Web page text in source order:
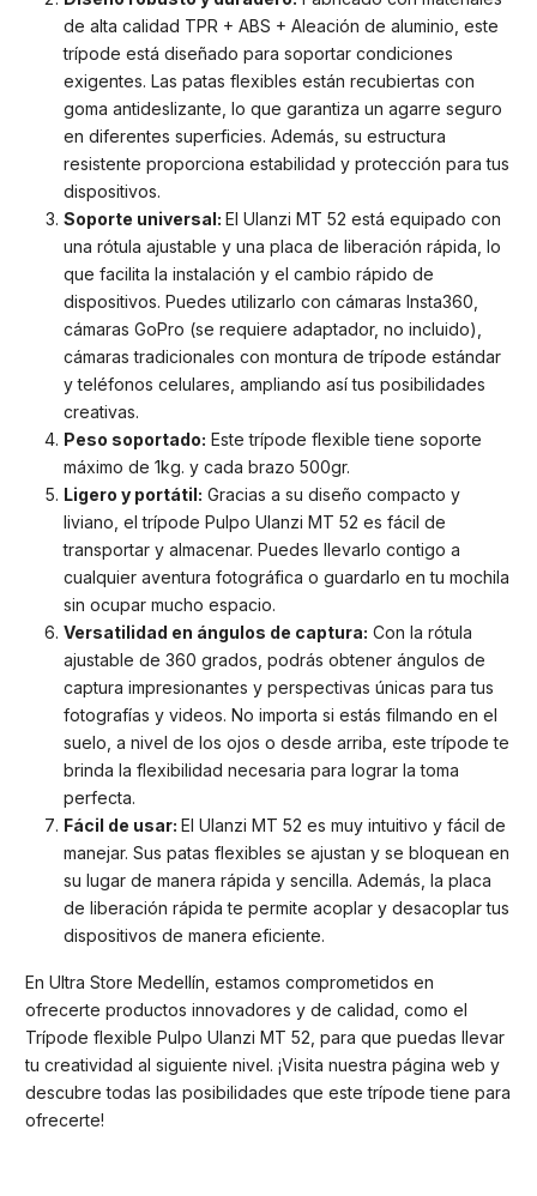
de alta calidad TPR + ABS + Aleación de aluminio, este
trípode está diseñado para soportar condiciones
exigentes. Las patas flexibles están recubiertas con
goma antideslizante, lo que garantiza un agarre seguro
en diferentes superficies. Además, su estructura
resistente proporciona estabilidad y protección para tus
dispositivos.
Soporte universal: El Ulanzi MT 52 está equipado con
una rótula ajustable y una placa de liberación rápida, lo
que facilita la instalación y el cambio rápido de
dispositivos. Puedes utilizarlo con cámaras Insta360,
cámaras GoPro (se requiere adaptador, no incluido),
cámaras tradicionales con montura de trípode estándar
y teléfonos celulares, ampliando así tus posibilidades
creativas.
Peso soportado: Este trípode flexible tiene soporte
máximo de 1kg. y cada brazo 500gr.
Ligero y portátil: Gracias a su diseño compacto y
liviano, el trípode Pulpo Ulanzi MT 52 es fácil de
transportar y almacenar. Puedes llevarlo contigo a
cualquier aventura fotográfica o guardarlo en tu mochila
sin ocupar mucho espacio.
Versatilidad en ángulos de captura: Con la rótula
ajustable de 360 grados, podrás obtener ángulos de
captura impresionantes y perspectivas únicas para tus
fotografías y videos. No importa si estás filmando en el
suelo, a nivel de los ojos o desde arriba, este trípode te
brinda la flexibilidad necesaria para lograr la toma
perfecta.
Fácil de usar: El Ulanzi MT 52 es muy intuitivo y fácil de
manejar. Sus patas flexibles se ajustan y se bloquean en
su lugar de manera rápida y sencilla. Además, la placa
de liberación rápida te permite acoplar y desacoplar tus
dispositivos de manera eficiente.
En Ultra Store Medellín, estamos comprometidos en
ofrecerte productos innovadores y de calidad, como el
Trípode flexible Pulpo Ulanzi MT 52, para que puedas llevar
tu creatividad al siguiente nivel. ¡Visita nuestra página web y
descubre todas las posibilidades que este trípode tiene para
ofrecerte!